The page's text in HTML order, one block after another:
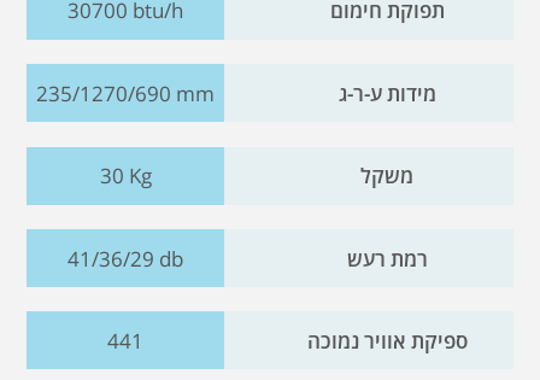
תפוקת חימום 30700 btu/h
מידות ע-ר-ג 235/1270/690 mm
משקל 30 Kg
רמת רעש 41/36/29 db
ספיקת אוויר נמוכה 441